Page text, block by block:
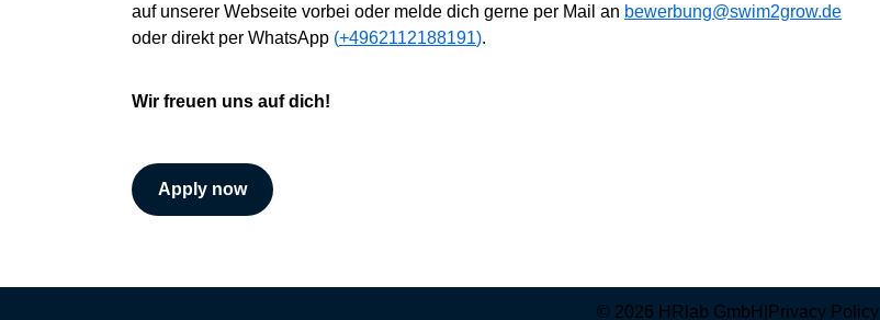
auf unserer Webseite vorbei oder melde dich gerne per Mail an bewerbung@swim2grow.de
oder direkt per WhatsApp (+4962112188191).
Wir freuen uns auf dich!
Apply now
© 2026 HRlab GmbH Privacy Policy